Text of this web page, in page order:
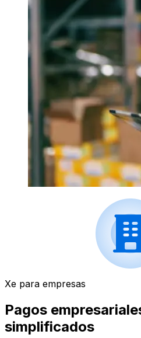
Xe para empresas
Pagos
simplificados